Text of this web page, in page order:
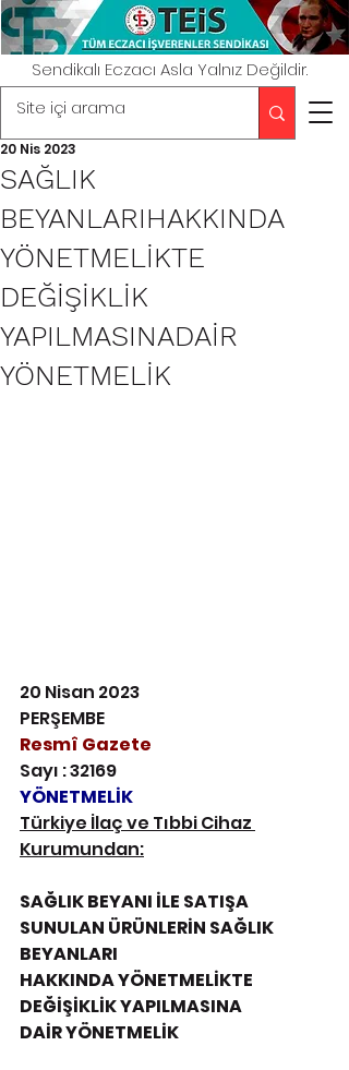
Sendikalı Eczacı Asla Yalnız Değildir.
SAĞLIK
BEYANLARIHAKKINDA
YÖNETMELİKTE
DEĞİŞİKLİK
YAPILMASINADAİR
YÖNETMELİK
20 Nis 2023
20 Nisan 2023
PERŞEMBE
Resmî Gazete
Sayı : 32169
YÖNETMELİK
Türkiye İlaç ve Tıbbi Cihaz
Kurumundan:
SAĞLIK BEYANI İLE SATIŞA
SUNULAN ÜRÜNLERİN SAĞLIK
BEYANLARI
HAKKINDA YÖNETMELİKTE
DEĞİŞİKLİK YAPILMASINA
DAİR YÖNETMELİK